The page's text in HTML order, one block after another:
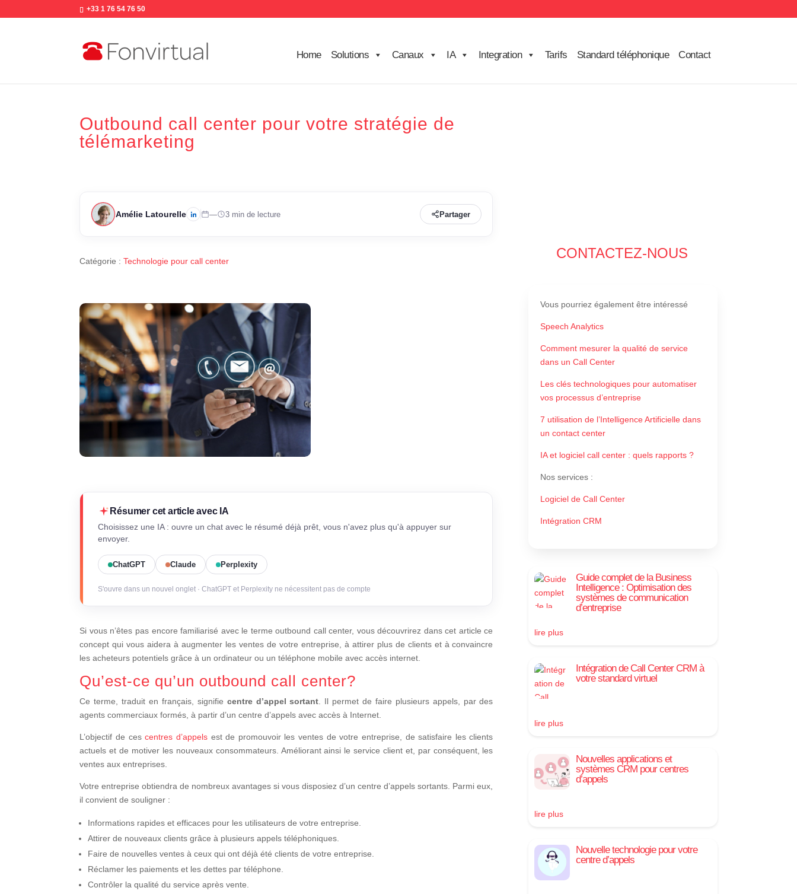
+33 1 76 54 76 50
Home Solutions Canaux IA Integration Tarifs Standard téléphonique Contact
Outbound call center pour votre stratégie de
télémarketing
Amélie Latourelle — 3 min de lecture Partager
Catégorie :Technologie pour call center
Résumer cet article avec IA
Choisissez une IA : ouvre un chat avec le résumé déjà prêt, vous n'avez plus qu'à appuyer sur
envoyer.
ChatGPT Claude Perplexity
S'ouvre dans un nouvel onglet · ChatGPT et Perplexity ne nécessitent pas de compte
Si vous n’êtes pas encore familiarisé avec le terme outbound call center, vous découvrirez dans cet article ce
concept qui vous aidera à augmenter les ventes de votre entreprise, à attirer plus de clients et à convaincre
les acheteurs potentiels grâce à un ordinateur ou un téléphone mobile avec accès internet.
Qu’est-ce qu’un outbound call center?
Ce terme, traduit en français, signifie centre d’appel sortant . Il permet de faire plusieurs appels, par des
agents commerciaux formés, à partir d’un centre d’appels avec accès à Internet.
L’objectif de cescentres d’appelsest de promouvoir les ventes de votre entreprise, de satisfaire les clients
actuels et de motiver les nouveaux consommateurs. Améliorant ainsi le service client et, par conséquent, les
ventes aux entreprises.
Votre entreprise obtiendra de nombreux avantages si vous disposiez d’un centre d’appels sortants. Parmi eux,
il convient de souligner :
Informations rapides et efficaces pour les utilisateurs de votre entreprise.
Attirer de nouveaux clients grâce à plusieurs appels téléphoniques.
Faire de nouvelles ventes à ceux qui ont déjà été clients de votre entreprise.
Réclamer les paiements et les dettes par téléphone.
Contrôler la qualité du service après vente.
CONTACTEZ-NOUS
Vous pourriez également être intéressé
Speech Analytics
Comment mesurer la qualité de service
dans un Call Center
Les clés technologiques pour automatiser
vos processus d’entreprise
7 utilisation de l’Intelligence Artificielle dans
un contact center
IA et logiciel call center : quels rapports ?
Nos services :
Logiciel de Call Center
Intégration CRM
Guide complet de la Business
Intelligence : Optimisation des
systèmes de communication
d’entreprise
lire plus
Intégration de Call Center CRM à
votre standard virtuel
lire plus
Nouvelles applications et
systèmes CRM pour centres
d’appels
lire plus
Nouvelle technologie pour votre
centre d’appels